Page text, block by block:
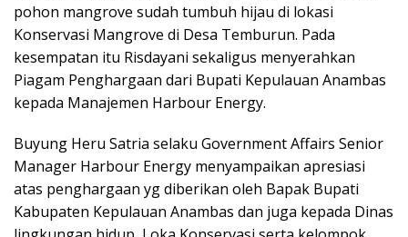
pohon mangrove sudah tumbuh hijau di lokasi
Konservasi Mangrove di Desa Temburun. Pada
kesempatan itu Risdayani sekaligus menyerahkan
Piagam Penghargaan dari Bupati Kepulauan Anambas
kepada Manajemen Harbour Energy.
Buyung Heru Satria selaku Government Affairs Senior
Manager Harbour Energy menyampaikan apresiasi
atas penghargaan yg diberikan oleh Bapak Bupati
Kabupaten Kepulauan Anambas dan juga kepada Dinas